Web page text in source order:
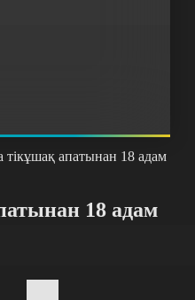
тікұшақ апатынан 18 адам
18 адам